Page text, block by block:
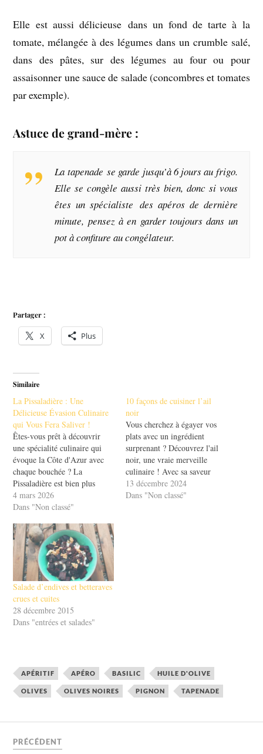
Elle est aussi délicieuse dans un fond de tarte à la
tomate, mélangée à des légumes dans un crumble salé,
dans des pâtes, sur des légumes au four ou pour
assaisonner une sauce de salade (concombres et tomates
par exemple).
Astuce de grand-mère :
La tapenade se garde jusqu’à 6 jours au frigo.
Elle se congèle aussi très bien, donc si vous
êtes un spécialiste des apéros de dernière
minute, pensez à en garder toujours dans un
pot à confiture au congélateur.
Partager :
X Plus
Similaire
La Pissaladière : Une
Délicieuse Évasion Culinaire
qui Vous Fera Saliver !
Êtes-vous prêt à découvrir
une spécialité culinaire qui
évoque la Côte d'Azur avec
chaque bouchée ? La
Pissaladière est bien plus
qu'un simple plat, c'est une
véritable évasion gourmande
son mélange d'oignons
caramélisés, d'anchois et
d'olives noires, cette tarte
provençale est un festival de
saveurs.…
4 mars 2026
Dans "Non classé"
10 façons de cuisiner l’ail
noir
Vous cherchez à égayer vos
plats avec un ingrédient
surprenant ? Découvrez l'ail
noir, une vraie merveille
culinaire ! Avec sa saveur
douce et umami, il peut
transformer n'importe quel
13 décembre 2024
Dans "Non classé"
Salade d’endives et betteraves
crues et cuites
28 décembre 2015
Dans "entrées et salades"
APÉRITIF APÉRO BASILIC HUILE D'OLIVE
OLIVES OLIVES NOIRES PIGNON TAPENADE
PRÉCÉDENT